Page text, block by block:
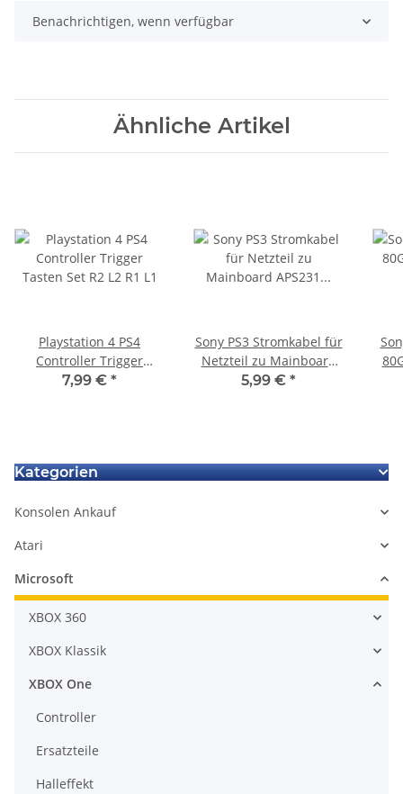
Benachrichtigen, wenn verfügbar
Ähnliche Artikel
Playstation 4 PS4
Controller Trigger
Tasten Set R2 L2 R1 L1
7,99 € *
Sony PS3 Stromkabel für
Netzteil zu Mainboard
APS231 - 5 Pin Version
5,99 € *
Kategorien
Konsolen Ankauf
Atari
Microsoft
XBOX 360
XBOX Klassik
XBOX One
Controller
Ersatzteile
Halleffekt